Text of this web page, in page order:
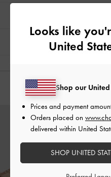
آيضاً
Looks like
United
Shop our
Prices and payment
Orders placed on
delivered within United
SHOP UNITED